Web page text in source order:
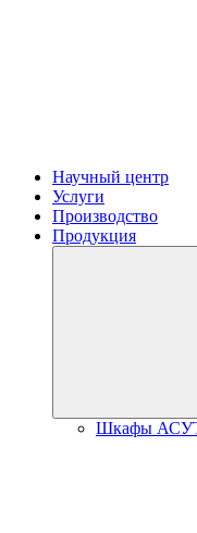
Научный центр
Услуги
Производство
Продукция
Шкафы